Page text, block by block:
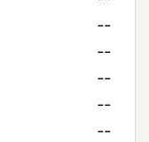
--
--
--
--
--